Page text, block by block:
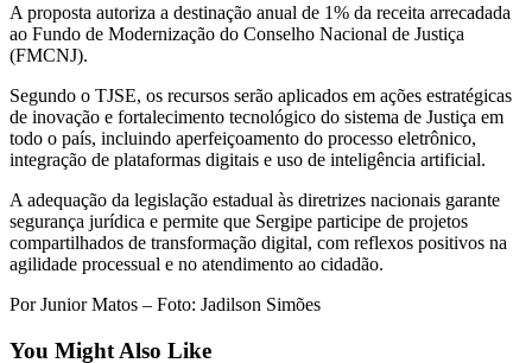
A proposta autoriza a destinação anual de 1% da receita arrecadada
ao Fundo de Modernização do Conselho Nacional de Justiça
(FMCNJ).
Segundo o TJSE, os recursos serão aplicados em ações estratégicas
de inovação e fortalecimento tecnológico do sistema de Justiça em
todo o país, incluindo aperfeiçoamento do processo eletrônico,
integração de plataformas digitais e uso de inteligência artificial.
A adequação da legislação estadual às diretrizes nacionais garante
segurança jurídica e permite que Sergipe participe de projetos
compartilhados de transformação digital, com reflexos positivos na
agilidade processual e no atendimento ao cidadão.
Por Junior Matos – Foto: Jadilson Simões
You Might Also Like